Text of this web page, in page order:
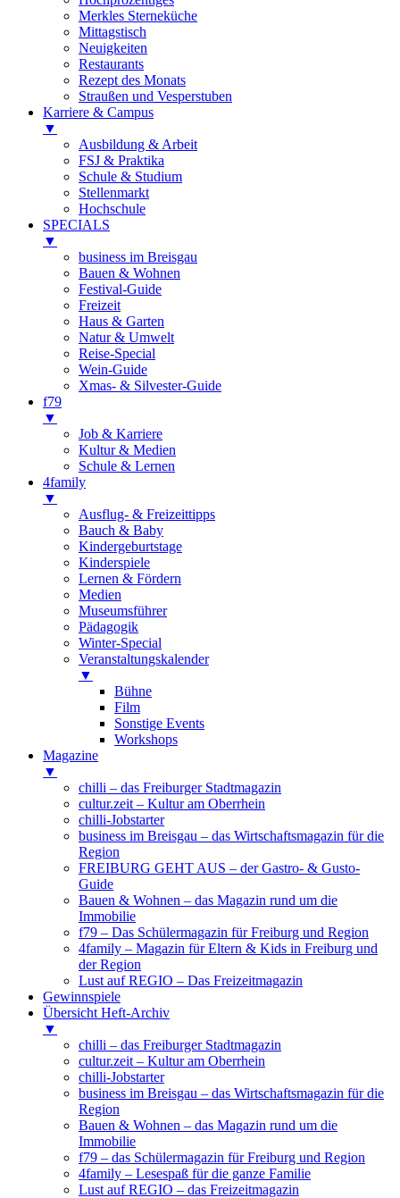
Merkles Sterneküche
Mittagstisch
Neuigkeiten
Restaurants
Rezept des Monats
Straußen und Vesperstuben
Karriere & Campus
▼
Ausbildung & Arbeit
FSJ & Praktika
Schule & Studium
Stellenmarkt
Hochschule
SPECIALS
▼
business im Breisgau
Bauen & Wohnen
Festival-Guide
Freizeit
Haus & Garten
Natur & Umwelt
Reise-Special
Wein-Guide
Xmas- & Silvester-Guide
f79
▼
Job & Karriere
Kultur & Medien
Schule & Lernen
4family
▼
Ausflug- & Freizeittipps
Bauch & Baby
Kindergeburtstage
Kinderspiele
Lernen & Fördern
Medien
Museumsführer
Pädagogik
Winter-Special
Veranstaltungskalender
▼
Bühne
Film
Sonstige Events
Workshops
Magazine
▼
chilli – das Freiburger Stadtmagazin
cultur.zeit – Kultur am Oberrhein
chilli-Jobstarter
business im Breisgau – das Wirtschaftsmagazin für die
Region
FREIBURG GEHT AUS – der Gastro- & Gusto-
Guide
Bauen & Wohnen – das Magazin rund um die
Immobilie
f79 – Das Schülermagazin für Freiburg und Region
4family – Magazin für Eltern & Kids in Freiburg und
der Region
Lust auf REGIO – Das Freizeitmagazin
Gewinnspiele
Übersicht Heft-Archiv
▼
chilli – das Freiburger Stadtmagazin
cultur.zeit – Kultur am Oberrhein
chilli-Jobstarter
business im Breisgau – das Wirtschaftsmagazin für die
Region
Bauen & Wohnen – das Magazin rund um die
Immobilie
f79 – das Schülermagazin für Freiburg und Region
4family – Lesespaß für die ganze Familie
Lust auf REGIO – das Freizeitmagazin